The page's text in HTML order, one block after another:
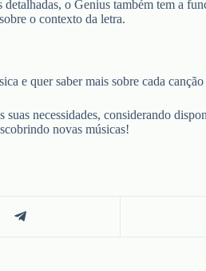
o Genius também tem a
o contexto da letra.
e quer saber mais sobre cada canção
necessidades, considerando
novas músicas!